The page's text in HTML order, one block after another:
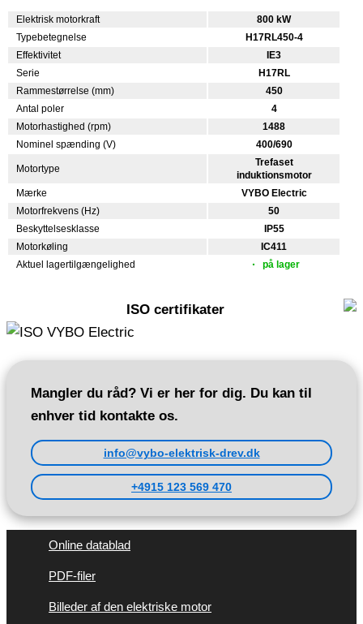
Elektrisk motorkraft
800 kW
Typebetegnelse
H17RL450-4
Effektivitet
IE3
Serie
H17RL
Rammestørrelse (mm)
450
Antal poler
4
Motorhastighed (rpm)
1488
Nominel spænding (V)
400/690
Motortype
Trefaset
induktionsmotor
Mærke
VYBO Electric
Motorfrekvens (Hz)
50
Beskyttelsesklasse
IP55
Motorkøling
IC411
Aktuel lagertilgængelighed
på lager
ISO certifikater
Mangler du råd? Vi er her for dig. Du kan til
enhver tid kontakte os.
info@vybo-elektrisk-drev.dk
+4915 123 569 470
Online datablad
PDF-filer
Billeder af den elektriske motor